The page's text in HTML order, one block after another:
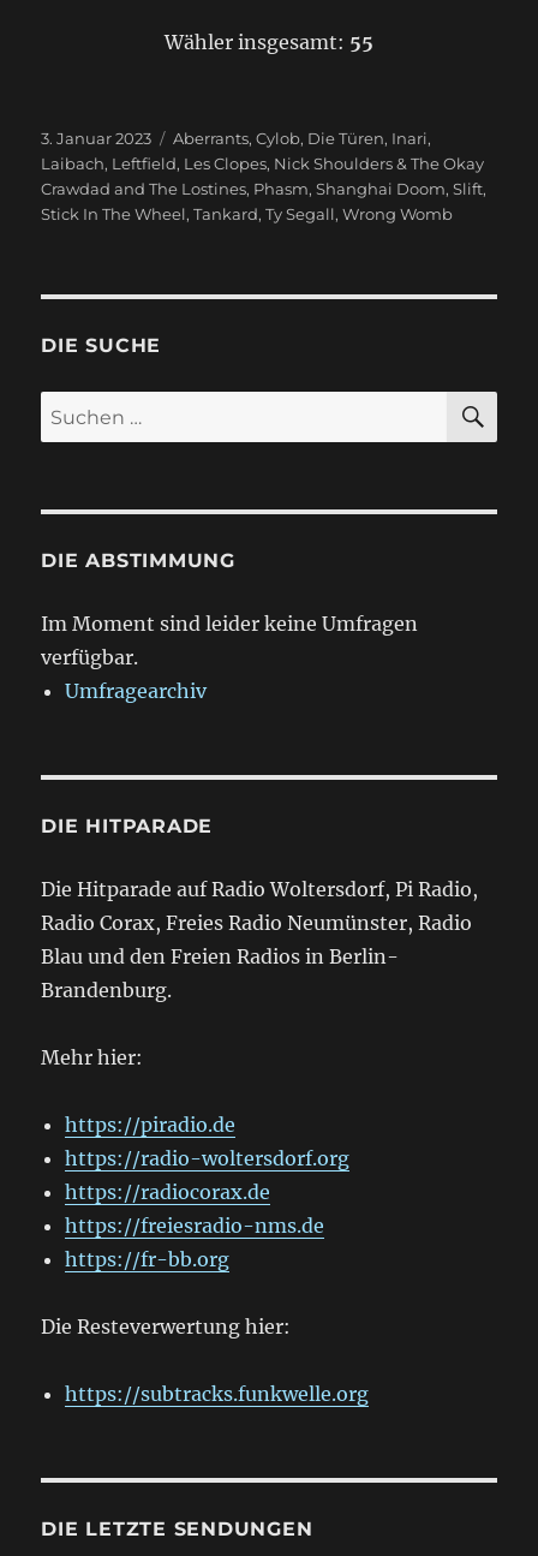
Wähler insgesamt: 55
Veröffentlicht
am
3. Januar 2023 Schlagwörter
Aberrants,Cylob, Die Türen, Inari,
Laibach, Leftfield, Les Clopes, Nick Shoulders & The Okay
Crawdad and The Lostines, Phasm,Shanghai Doom,Slift,
Stick In The Wheel,Tankard,Ty Segall,Wrong Womb
DIE SUCHE
Suchen
nach:
DIE ABSTIMMUNG
Im Moment sind leider keine Umfragen
verfügbar.
Umfragearchiv
DIE HITPARADE
Die Hitparade auf Radio Woltersdorf, Pi Radio,
Radio Corax, Freies Radio Neumünster, Radio
Blau und den Freien Radios in Berlin-
Brandenburg.
Mehr hier:
https://piradio.de
https://radio-woltersdorf.org
https://radiocorax.de
https://freiesradio-nms.de
https://fr-bb.org
Die Resteverwertung hier:
https://subtracks.funkwelle.org
DIE LETZTE SENDUNGEN